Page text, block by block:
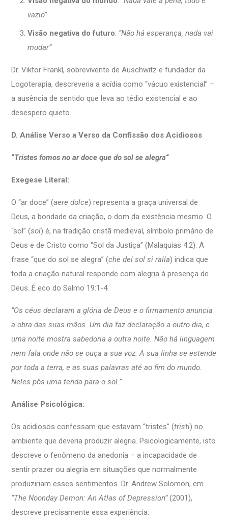
vazio”
Visão negativa do futuro: “Não há esperança, nada vai
mudar”
Dr. Viktor Frankl, sobrevivente de Auschwitz e fundador da
Logoterapia, descreveria a acídia como “vácuo existencial” –
a ausência de sentido que leva ao tédio existencial e ao
desespero quieto.
D. Análise Verso a Verso da Confissão dos Acidiosos
“Tristes fomos no ar doce que do sol se alegra“
Exegese Literal:
O “ar doce” (aere dolce) representa a graça universal de
Deus, a bondade da criação, o dom da existência mesmo. O
“sol” (sol) é, na tradição cristã medieval, símbolo primário de
Deus e de Cristo como “Sol da Justiça” (Malaquias 4:2). A
frase “que do sol se alegra” (che del sol si ralla) indica que
toda a criação natural responde com alegria à presença de
Deus. É eco do Salmo 19:1-4:
“Os céus declaram a glória de Deus e o firmamento anuncia
a obra das suas mãos. Um dia faz declaração a outro dia, e
uma noite mostra sabedoria a outra noite. Não há linguagem
nem fala onde não se ouça a sua voz. A sua linha se estende
por toda a terra, e as suas palavras até ao fim do mundo.
Neles pôs uma tenda para o sol.”
Análise Psicológica:
Os acidiosos confessam que estavam “tristes” (tristi) no
ambiente que deveria produzir alegria. Psicologicamente, isto
descreve o fenômeno da anedonia – a incapacidade de
sentir prazer ou alegria em situações que normalmente
produziriam esses sentimentos. Dr. Andrew Solomon, em
“The Noonday Demon: An Atlas of Depression”(2001),
descreve precisamente essa experiência: